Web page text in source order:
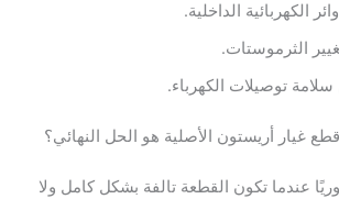
الكهربائية الداخلية.
الثرموستات.
سلامة توصيلات الكهرباء.
غيار أريستون الأصلية هو الحل النهائي؟
عندما تكون القطعة تالفة بشكل كامل ولا